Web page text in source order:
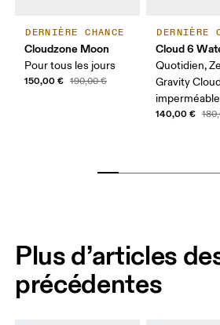
DERNIÈRE CHANCE
Cloudzone Moon
Pour tous les jours
150,00 € 190,00 €
DERNIÈRE
Cloud 6
Quotidien,
Gravity
imperméable
140,00 €
Plus d’articles
précédentes